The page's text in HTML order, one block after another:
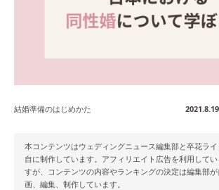
結婚準備のはじめかた
本コンテンツはウェディングニュース編集部と卒花ラ
自に制作しています。アフィリエイト広告を利用して
すが、コンテンツの内容やランキングの決定は編集部
画、編集、制作しています。